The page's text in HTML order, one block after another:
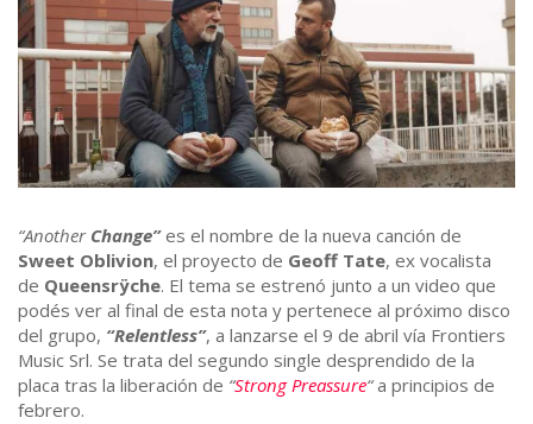
“AnotherChange”es el nombre de la nueva canción de
Sweet Oblivion, el proyecto de Geoff Tate, ex vocalista
de Queensrÿche. El tema se estrenó junto a un video que
podés ver al final de esta nota y pertenece al próximo disco
del grupo, “Relentless”, a lanzarse el 9 de abril vía Frontiers
Music Srl. Se trata del segundo single desprendido de la
placa tras la liberación de “Strong Preassure“a principios de
febrero.